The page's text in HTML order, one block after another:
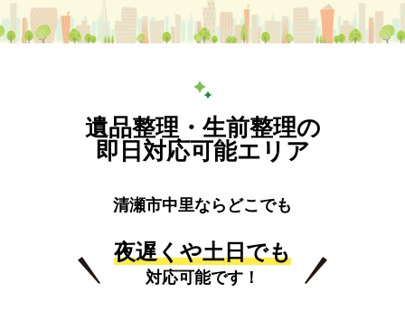
遺品整理・生前整理の
即日対応可能エリア
清瀬市中里ならどこでも
夜遅くや土日でも
対応可能です！